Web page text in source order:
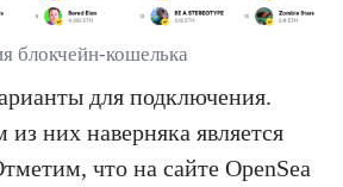
блокчейн-кошелька
для подключения.
них наверняка является
что на сайте OpenSea